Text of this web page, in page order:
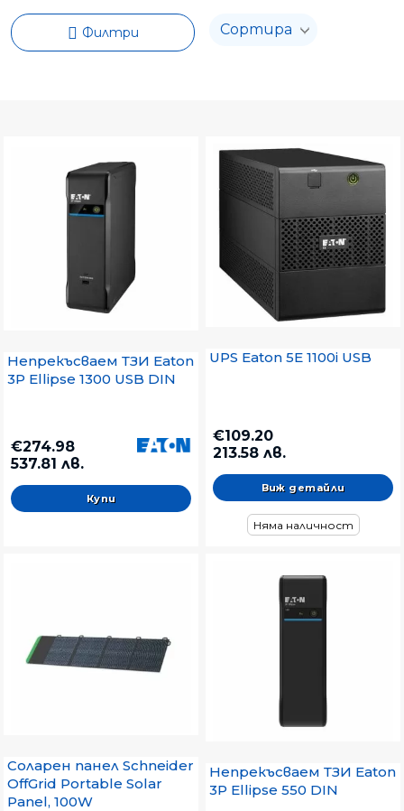
Филтри
Непрекъсваем ТЗИ Eaton
3P Ellipse 1300 USB DIN
€274.98
537.81 лв.
UPS Eaton 5E 1100i USB
€109.20
213.58 лв.
Виж детайли
Няма наличност
Соларен панел Schneider
OffGrid Portable Solar
Panel, 100W
Непрекъсваем ТЗИ Eaton
3P Ellipse 550 DIN